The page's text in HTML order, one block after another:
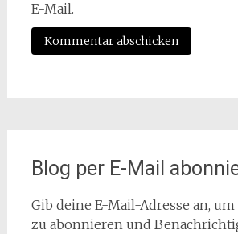
E-Mail.
Blog per E-Mail
Gib deine E-Mail-Adresse an,
zu abonnieren und